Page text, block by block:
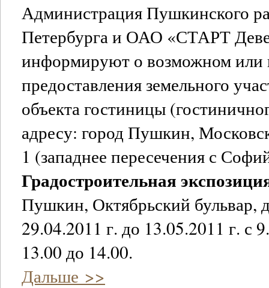
Администрация Пушкинского
Петербурга и ОАО «СТАРТ
информируют о возможном или
предоставления земельного
объекта гостиницы
адресу: город Пушкин,
1 (западнее пересечения с
Градостроительная
Пушкин, Октябрьский бульвар,
29.04.2011 г. до 13.05.2011 г. с
13.00 до 14.00.
Дальше >>